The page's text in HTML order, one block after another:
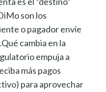
son los
o pagador envíe
cambia en la
empuja a
más pagos
para aprovechar